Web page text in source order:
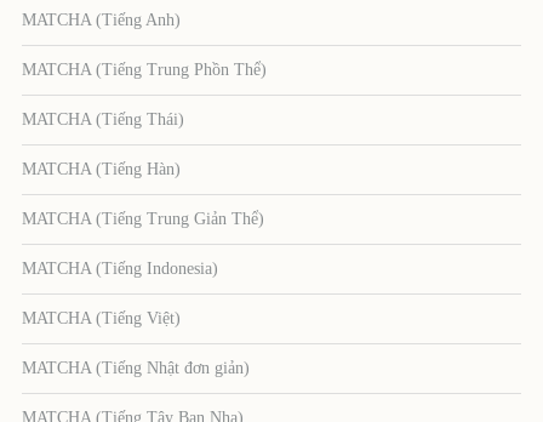
MATCHA (Tiếng Anh)
MATCHA (Tiếng Trung Phồn Thể)
MATCHA (Tiếng Thái)
MATCHA (Tiếng Hàn)
MATCHA (Tiếng Trung Giản Thể)
MATCHA (Tiếng Indonesia)
MATCHA (Tiếng Việt)
MATCHA (Tiếng Nhật đơn giản)
MATCHA (Tiếng Tây Ban Nha)